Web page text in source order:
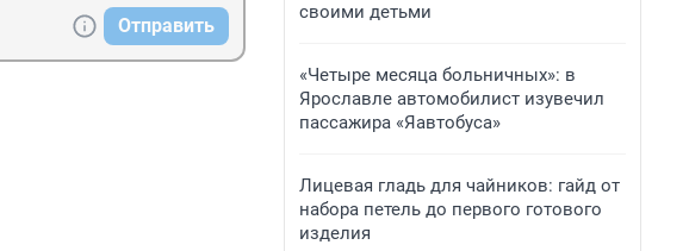
Отправить
своими детьми
«Четыре месяца больничных»: в
Ярославле автомобилист изувечил
пассажира «Яавтобуса»
Лицевая гладь для чайников: гайд от
набора петель до первого готового
изделия